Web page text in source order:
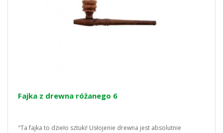
Fajka z drewna różanego 6
"Ta fajka to dzieło sztuki! Usłojenie drewna jest absolutnie